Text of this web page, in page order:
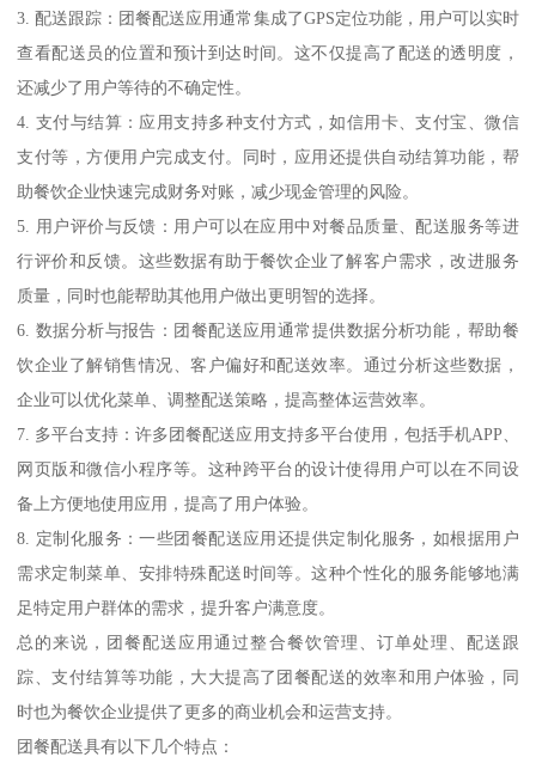
3. 配送跟踪：团餐配送应用通常集成了GPS定位功能，用户可以实时
查看配送员的位置和预计到达时间。这不仅提高了配送的透明度，
还减少了用户等待的不确定性。
4. 支付与结算：应用支持多种支付方式，如信用卡、支付宝、微信
支付等，方便用户完成支付。同时，应用还提供自动结算功能，帮
助餐饮企业快速完成财务对账，减少现金管理的风险。
5. 用户评价与反馈：用户可以在应用中对餐品质量、配送服务等进
行评价和反馈。这些数据有助于餐饮企业了解客户需求，改进服务
质量，同时也能帮助其他用户做出更明智的选择。
6. 数据分析与报告：团餐配送应用通常提供数据分析功能，帮助餐
饮企业了解销售情况、客户偏好和配送效率。通过分析这些数据，
企业可以优化菜单、调整配送策略，提高整体运营效率。
7. 多平台支持：许多团餐配送应用支持多平台使用，包括手机APP、
网页版和微信小程序等。这种跨平台的设计使得用户可以在不同设
备上方便地使用应用，提高了用户体验。
8. 定制化服务：一些团餐配送应用还提供定制化服务，如根据用户
需求定制菜单、安排特殊配送时间等。这种个性化的服务能够地满
足特定用户群体的需求，提升客户满意度。
总的来说，团餐配送应用通过整合餐饮管理、订单处理、配送跟
踪、支付结算等功能，大大提高了团餐配送的效率和用户体验，同
时也为餐饮企业提供了更多的商业机会和运营支持。
团餐配送具有以下几个特点：